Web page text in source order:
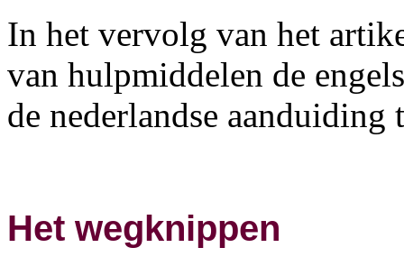
In het vervolg van het
van hulpmiddelen de
de nederlandse
Het wegknippen